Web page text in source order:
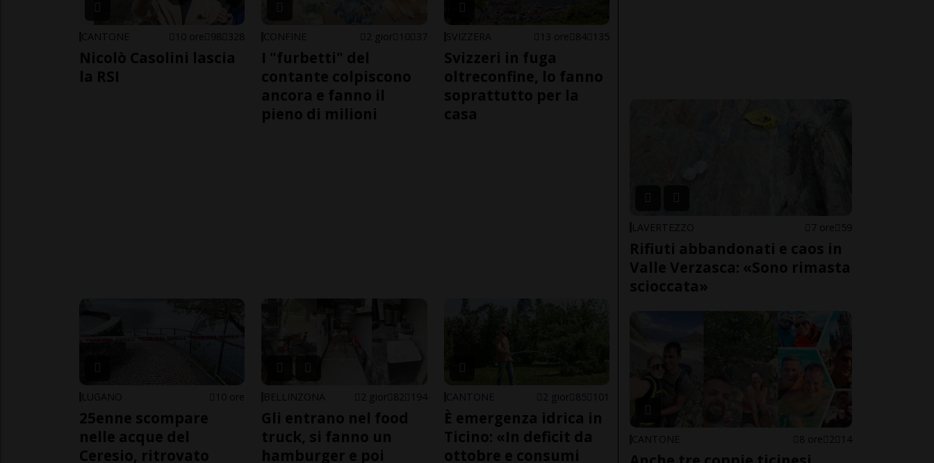
CANTONE 10 ore 98 328
Nicolò Casolini lascia
la RSI
CONFINE 2 gior 10 37
I "furbetti" del
contante colpiscono
ancora e fanno il
pieno di milioni
SVIZZERA 13 ore 84 135
Svizzeri in fuga
oltreconfine, lo fanno
soprattutto per la
casa
LUGANO 10 ore
25enne scompare
nelle acque del
Ceresio, ritrovato
BELLINZONA 2 gior 82 194
Gli entrano nel food
truck, si fanno un
hamburger e poi
CANTONE 2 gior 85 101
È emergenza idrica in
Ticino: «In deficit da
ottobre e consumi
LAVERTEZZO 7 ore 59
Rifiuti abbandonati e caos in
Valle Verzasca: «Sono rimasta
scioccata»
CANTONE 8 ore 2 14